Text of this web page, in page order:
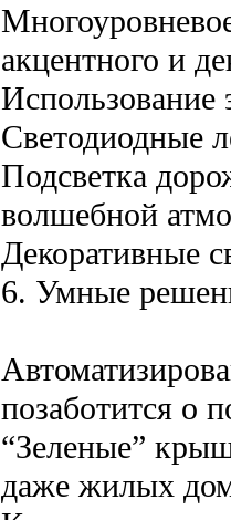
акцентного и
Использование
Светодиодные
Подсветка
волшебной
Декоративные
6. Умные
позаботится о
“Зеленые”
даже жилых